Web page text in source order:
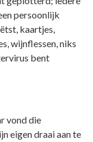
persoonlijk
kaartjes,
wijnflessen, niks
bent
vond die
eigen draai aan te